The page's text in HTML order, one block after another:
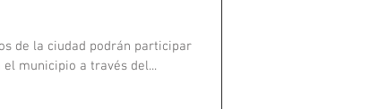
de la ciudad podrán participar
municipio a través del...